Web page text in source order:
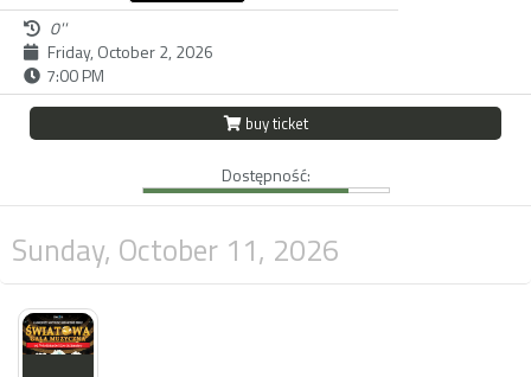
0''
Friday, October 2, 2026
7:00 PM
buy ticket
Dostępność:
Sunday, October 11, 2026